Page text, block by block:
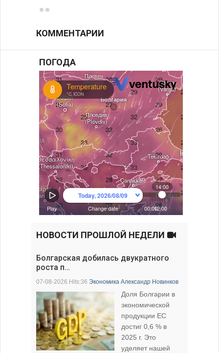
КОММЕНТАРИИ
ПОГОДА
НОВОСТИ ПРОШЛОЙ НЕДЕЛИ
Болгарская добилась двукратного
роста п…
07-08-2026 Hits:36Экономика Александр Новинков
Доля Болгарии в
экономической
продукции ЕС
достиг 0,6 % в
2025 г. Это
уделяет нашей